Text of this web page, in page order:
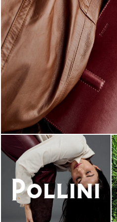
Classy, sassy, trendy - the